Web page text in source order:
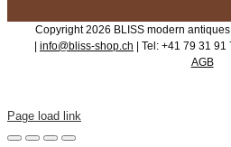
Copyright 2026 BLISS modern
| info@bliss-shop.ch | Tel: +41 79 31 91
AGB
Page load link